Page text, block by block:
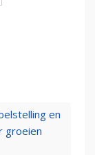
en
groeien